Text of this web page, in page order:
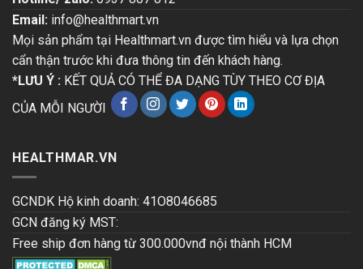
Email: info@healthmart.vn
Mọi sản phẩm tại Healthmart.vn được tìm hiểu và lựa chọn
cẩn thận trước khi đưa thông tin đến khách hàng.
*LƯU Ý : KẾT QUẢ CÓ THỂ ĐA DẠNG TÙY THEO CƠ ĐỊA
CỦA MỖI NGƯỜI
HEALTHMAR.VN
GCNDK Hộ kinh doanh: 41O8046685
GCN đăng ký MST:
Free ship đơn hàng từ 300.000vnđ nội thành HCM